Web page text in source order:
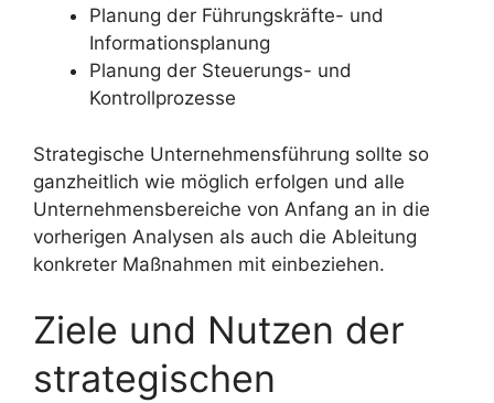
Planung der Führungskräfte- und
Informationsplanung
Planung der Steuerungs- und
Kontrollprozesse
Strategische Unternehmensführung sollte so
ganzheitlich wie möglich erfolgen und alle
Unternehmensbereiche von Anfang an in die
vorherigen Analysen als auch die Ableitung
konkreter Maßnahmen mit einbeziehen.
Ziele und Nutzen der
strategischen